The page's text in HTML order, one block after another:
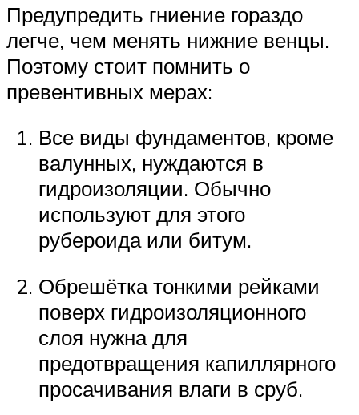
Предупредить гниение гораздо
легче, чем менять нижние венцы.
Поэтому стоит помнить о
превентивных мерах:
Все виды фундаментов, кроме
валунных, нуждаются в
гидроизоляции. Обычно
используют для этого
рубероида или битум.
Обрешётка тонкими рейками
поверх гидроизоляционного
слоя нужна для
предотвращения капиллярного
просачивания влаги в сруб.